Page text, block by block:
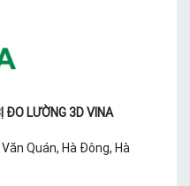
ĐO LƯỜNG 3D VINA
Quán, Hà Đông, Hà